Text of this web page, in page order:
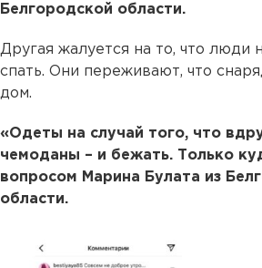
Белгородской области.
Другая жалуется на то, что люди
спать. Они переживают, что
дом.
«Одеты на случай того, что
чемоданы – и бежать. Только
вопросом Марина Булата из
области.